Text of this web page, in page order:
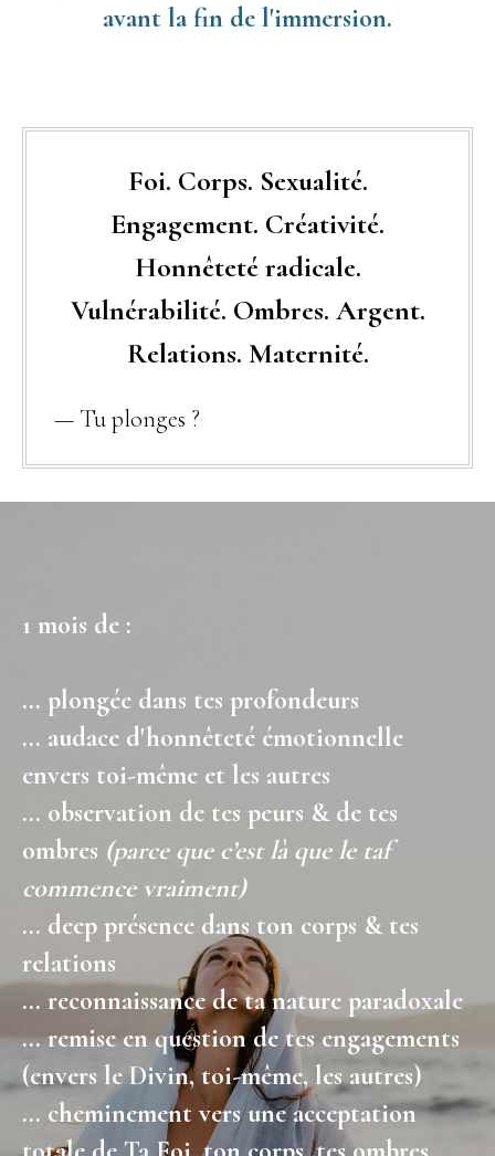
avant la fin de l'immersion.
Foi. Corps. Sexualité.
Engagement. Créativité.
Honnêteté radicale.
Vulnérabilité. Ombres. Argent.
Relations. Maternité.
— Tu plonges ?
1 mois de :
… plongée dans tes profondeurs
… audace d'honnêteté émotionnelle
envers toi-même et les autres
… observation de tes peurs & de tes
ombres (parce que c’est là que le taf
commence vraiment)
… deep présence dans ton corps & tes
relations
… reconnaissance de ta nature paradoxale
… remise en question de tes engagements
(envers le Divin, toi-même, les autres)
… cheminement vers une acceptation